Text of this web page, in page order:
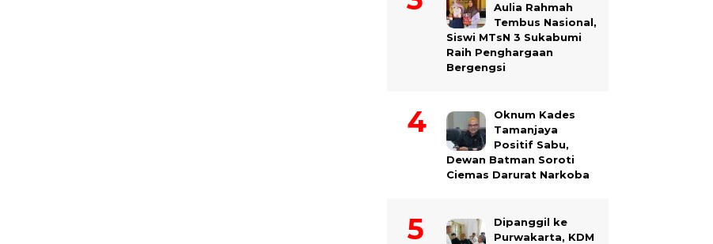
Aulia Rahmah
Tembus Nasional,
Siswi MTsN 3 Sukabumi
Raih Penghargaan
Bergengsi
Oknum Kades
Tamanjaya
Positif Sabu,
Dewan Batman Soroti
Ciemas Darurat Narkoba
Dipanggil ke
Purwakarta, KDM